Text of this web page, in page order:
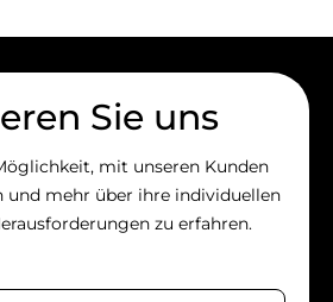
Sie uns
mit unseren Kunden
und mehr über ihre individuellen
zu erfahren.